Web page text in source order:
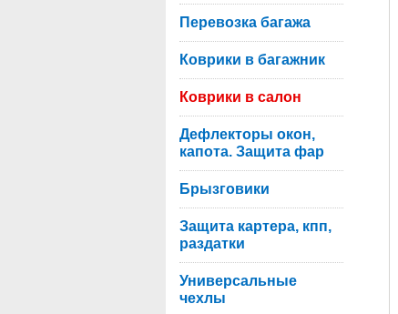
Перевозка багажа
Коврики в багажник
Коврики в салон
Дефлекторы окон,
капота. Защита фар
Брызговики
Защита картера, кпп,
раздатки
Универсальные
чехлы